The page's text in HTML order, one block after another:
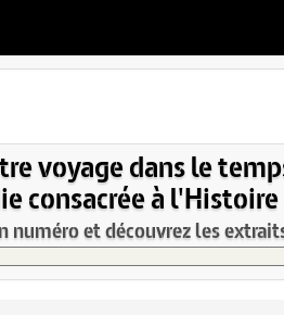
voyage dans le
consacrée à l'Histoire
numéro et découvrez les